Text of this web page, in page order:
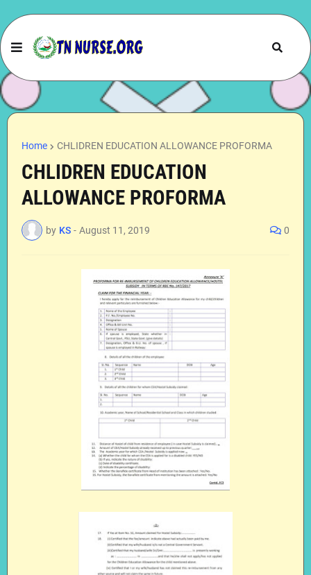
Home CHLIDREN EDUCATION ALLOWANCE PROFORMA
CHLIDREN EDUCATION
ALLOWANCE PROFORMA
by KS - August 11, 2019 0